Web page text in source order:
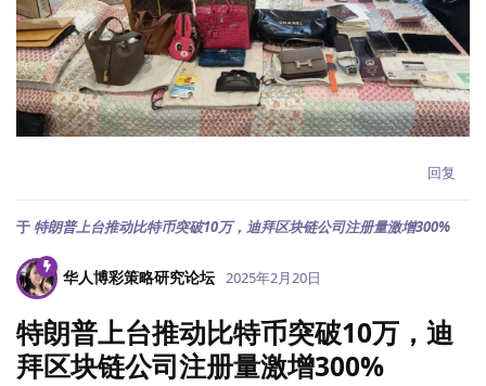
回复
于特朗普上台推动比特币突破10万，迪拜区块链公司注册量激增300%
华人博彩策略研究论坛 2025年2月20日
特朗普上台推动比特币突破10万，迪
拜区块链公司注册量激增300%